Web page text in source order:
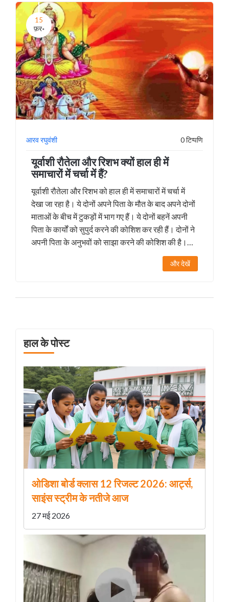
15
फ़र॰
आरव रघुवंशी 0 टिप्पणि
यूर्वाशी रौतेला और रिशभ क्यों हाल ही में
समाचारों में चर्चा में हैं?
यूर्वाशी रौतेला और रिशभ को हाल ही में समाचारों में चर्चा में
देखा जा रहा है। ये दोनों अपने पिता के मौत के बाद अपने दोनों
माताओं के बीच में टुकड़ों में भाग गए हैं। ये दोनों बहनें अपनी
पिता के कार्यों को सुपुर्द करने की कोशिश कर रही हैं। दोनों ने
अपनी पिता के अनुभवों को साझा करने की कोशिश की है।
यूर्वाशी और रिशभ को हाल ही में समाचारों में चर्चा में देखा जा
और देखें
हाल के पोस्ट
ओडिशा बोर्ड क्लास 12 रिजल्ट 2026: आर्ट्स,
साइंस स्ट्रीम के नतीजे आज
27 मई 2026